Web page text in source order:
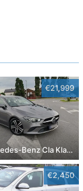
€21,999
2022' Mercedes-Benz Cla Klasa Cla 180
€2,450